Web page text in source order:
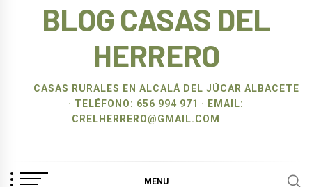
BLOG CASAS DEL
HERRERO
CASAS RURALES EN ALCALÁ DEL JÚCAR ALBACETE
· TELÉFONO: 656 994 971 · EMAIL:
CRELHERRERO@GMAIL.COM
MENU